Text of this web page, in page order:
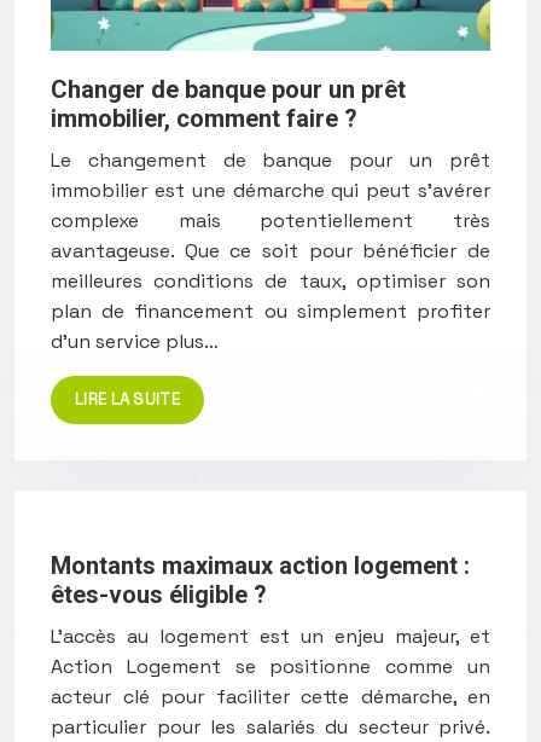
Changer de banque pour un prêt
immobilier, comment faire ?
Le changement de banque pour un prêt
immobilier est une démarche qui peut s’avérer
complexe mais potentiellement très
avantageuse. Que ce soit pour bénéficier de
meilleures conditions de taux, optimiser son
plan de financement ou simplement profiter
d’un service plus…
LIRE LA SUITE
Montants maximaux action logement :
êtes-vous éligible ?
L’accès au logement est un enjeu majeur, et
Action Logement se positionne comme un
acteur clé pour faciliter cette démarche, en
particulier pour les salariés du secteur privé.